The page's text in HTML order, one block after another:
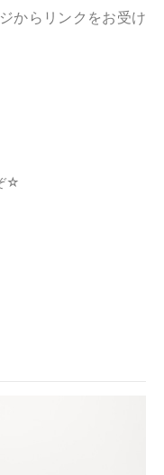
からリンクをお受け
☆